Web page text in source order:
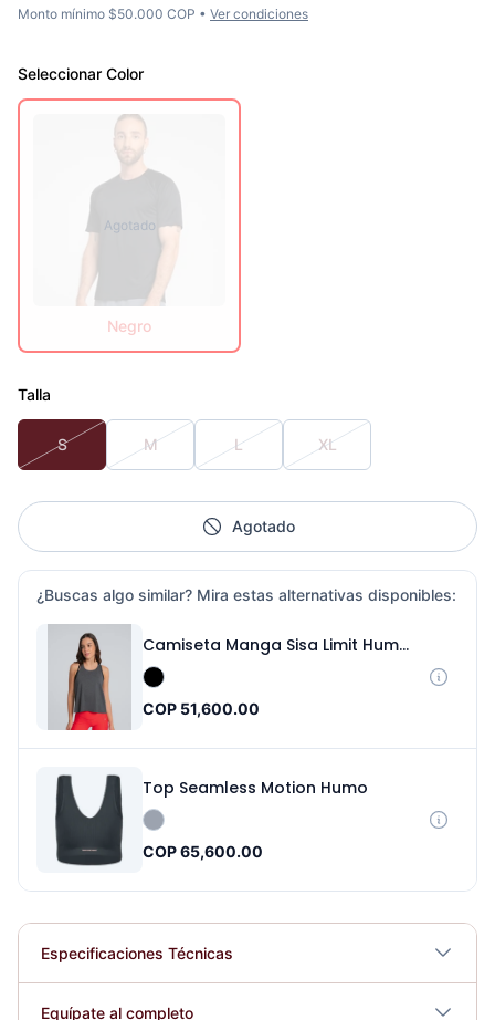
Monto mínimo $50.000 COP • Ver condiciones
Seleccionar Color
Negro
Agotado
Talla
S M L XL
Agotado
¿Buscas algo similar? Mira estas alternativas disponibles:
Camiseta Manga Sisa Limit Humo Negro
COP 51,600.00
Top Seamless Motion Humo
COP 65,600.00
Especificaciones Técnicas
Plegable No
Equípate al completo